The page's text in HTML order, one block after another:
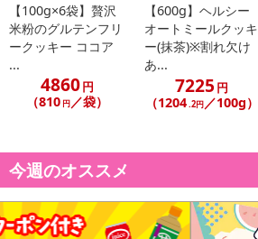
【100g×6袋】贅沢
米粉のグルテンフリ
ークッキー ココア
...
4860円
（810 円／袋）
【600g】ヘルシー
オートミールクッキ
ー(抹茶)※割れ欠け
あ...
7225 円
（1204 .2円／100g）
今週のオススメ